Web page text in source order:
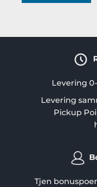
Levering
Levering
Pickup
Tjen